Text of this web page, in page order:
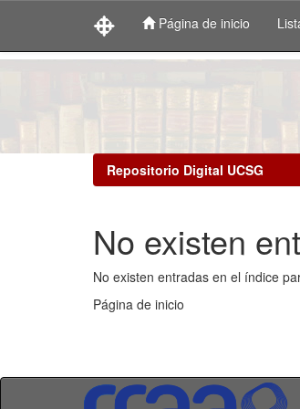
Página de inicio
Repositorio Digital UCSG
No existen
No existen entradas en el índice
Página de inicio